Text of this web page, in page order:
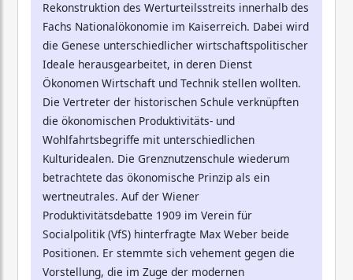
Rekonstruktion des Werturteilsstreits innerhalb des
Fachs Nationalökonomie im Kaiserreich. Dabei wird
die Genese unterschiedlicher wirtschaftspolitischer
Ideale herausgearbeitet, in deren Dienst
Ökonomen Wirtschaft und Technik stellen wollten.
Die Vertreter der historischen Schule verknüpften
die ökonomischen Produktivitäts- und
Wohlfahrtsbegriffe mit unterschiedlichen
Kulturidealen. Die Grenznutzenschule wiederum
betrachtete das ökonomische Prinzip als ein
wertneutrales. Auf der Wiener
Produktivitätsdebatte 1909 im Verein für
Socialpolitik (VfS) hinterfragte Max Weber beide
Positionen. Er stemmte sich vehement gegen die
Vorstellung, die im Zuge der modernen